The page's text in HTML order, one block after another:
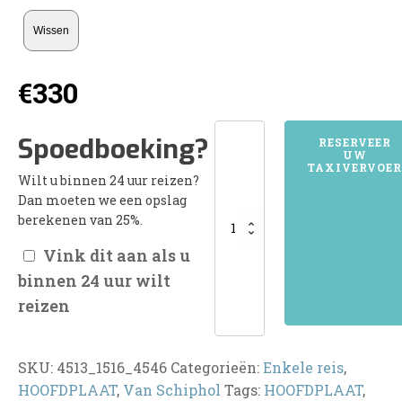
Wissen
€330
Spoedboeking?
Wilt u binnen 24 uur reizen?
Dan moeten we een opslag
berekenen van 25%.
Vink dit aan als u
binnen 24 uur wilt
reizen
4513HOOFDPLAAT
RESERVEER
UW
TAXIVERVOER
SKU: 4513_1516_4546 Categorieën:Enkele reis,
HOOFDPLAAT, Van Schiphol Tags: HOOFDPLAAT,